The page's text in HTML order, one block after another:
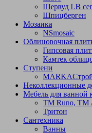
Шервуд LB
Шпицберген
Мозаика
NSmosaic
Облицовочная
Гипсовая
Камтек
Ступени
Неколлекционные
Мебель для ванной
TM Runo, TM
Тритон
Сантехника
Ванны